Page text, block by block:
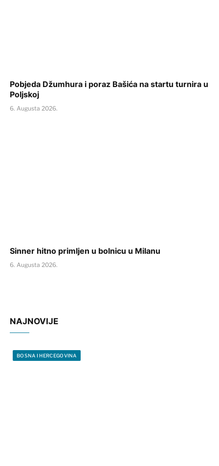
Pobjeda Džumhura i poraz Bašića na startu turnira u
Poljskoj
6. Augusta 2026.
Sinner hitno primljen u bolnicu u Milanu
6. Augusta 2026.
NAJNOVIJE
BOSNA I HERCEGOVINA